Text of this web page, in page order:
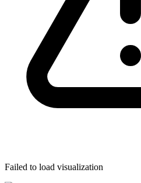
Failed to load visualization